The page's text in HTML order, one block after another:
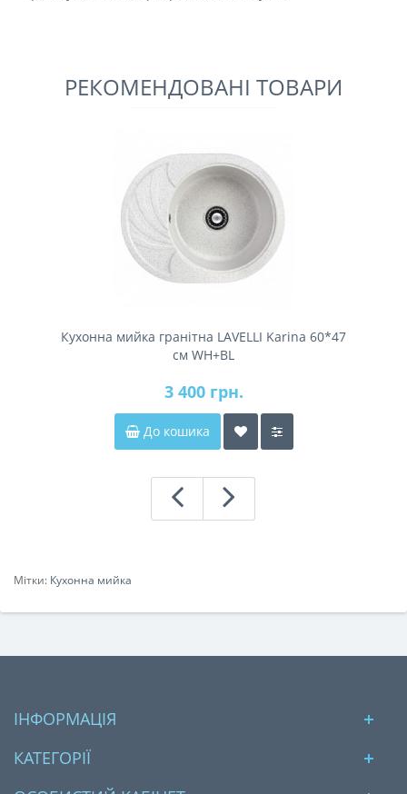
РЕКОМЕНДОВАНІ ТОВАРИ
Кухонна мийка гранітна LAVELLI Karina 60*47
см WH+BL
3 400 грн.
До кошика
Мітки: Кухонна мийка
ІНФОРМАЦІЯ
КАТЕГОРІЇ